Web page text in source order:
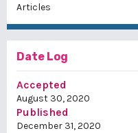
Articles
Date Log
Accepted
August 30, 2020
Published
December 31, 2020